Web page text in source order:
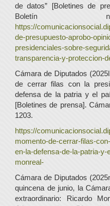
de datos” [Boletines de
Boletín
https://
de-presupuesto-aprobo-
presidenciales-sobre-
transparencia-y-proteccion-
Cámara de Diputados
de cerrar filas con la
defensa de la patria y el
[Boletines de prensa].
1203.
https://
momento-de-cerrar-filas-
en-la-defensa-de-la-patria-
monreal-
Cámara de Diputados
quincena de junio, la
extraordinario: Ricardo